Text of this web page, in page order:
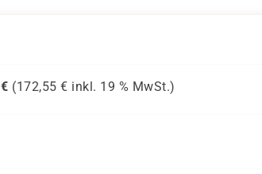
€ (172,55 € inkl. 19 % MwSt.)